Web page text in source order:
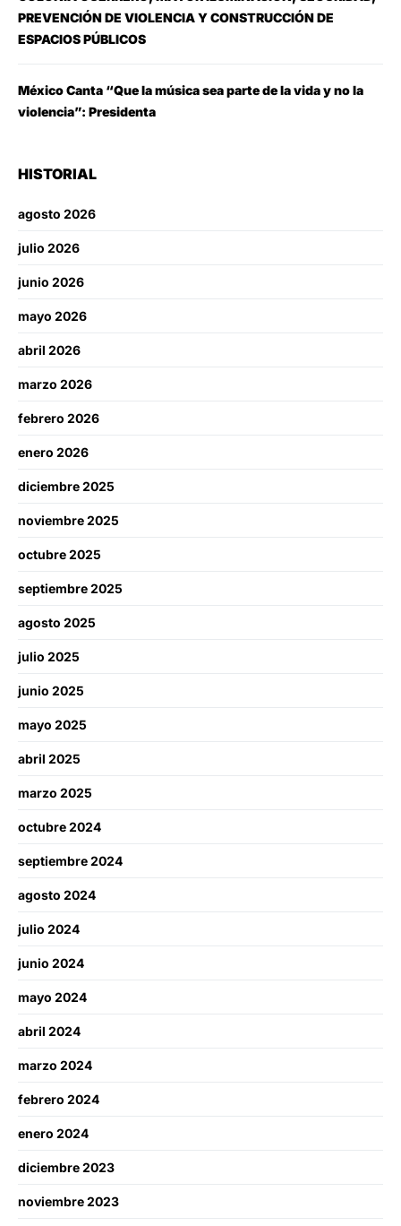
PREVENCIÓN DE VIOLENCIA Y CONSTRUCCIÓN DE
ESPACIOS PÚBLICOS
México Canta “Que la música sea parte de la vida y no la
violencia”: Presidenta
HISTORIAL
agosto 2026
julio 2026
junio 2026
mayo 2026
abril 2026
marzo 2026
febrero 2026
enero 2026
diciembre 2025
noviembre 2025
octubre 2025
septiembre 2025
agosto 2025
julio 2025
junio 2025
mayo 2025
abril 2025
marzo 2025
octubre 2024
septiembre 2024
agosto 2024
julio 2024
junio 2024
mayo 2024
abril 2024
marzo 2024
febrero 2024
enero 2024
diciembre 2023
noviembre 2023